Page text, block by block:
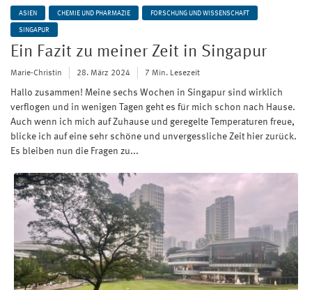
ASIEN CHEMIE UND PHARMAZIE FORSCHUNG UND WISSENSCHAFT
SINGAPUR
Ein Fazit zu meiner Zeit in Singapur
Marie-Christin 28. März 2024 7 Min. Lesezeit
Hallo zusammen! Meine sechs Wochen in Singapur sind wirklich
verflogen und in wenigen Tagen geht es für mich schon nach Hause.
Auch wenn ich mich auf Zuhause und geregelte Temperaturen freue,
blicke ich auf eine sehr schöne und unvergessliche Zeit hier zurück.
Es bleiben nun die Fragen zu...